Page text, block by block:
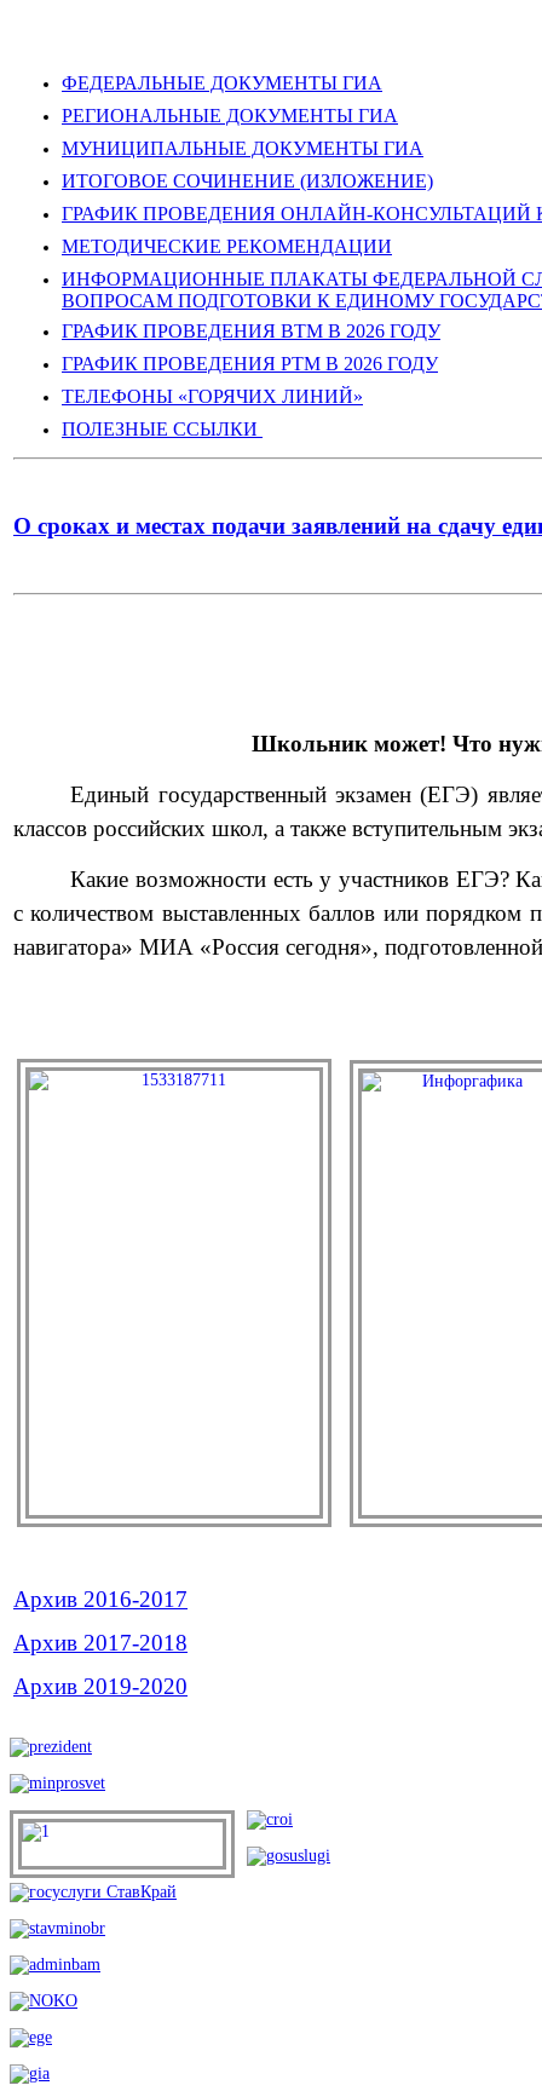
ФЕДЕРАЛЬНЫЕ ДОКУМЕНТЫ ГИА
РЕГИОНАЛЬНЫЕ ДОКУМЕНТЫ ГИА
МУНИЦИПАЛЬНЫЕ ДОКУМЕНТЫ ГИА
ИТОГОВОЕ СОЧИНЕНИЕ (ИЗЛОЖЕНИЕ)
ГРАФИК ПРОВЕДЕНИЯ ОНЛАЙН-КОНСУЛЬТАЦИЙ
МЕТОДИЧЕСКИЕ РЕКОМЕНДАЦИИ
ИНФОРМАЦИОННЫЕ ПЛАКАТЫ ФЕДЕРАЛЬНОЙ
ВОПРОСАМ ПОДГОТОВКИ К ЕДИНОМУ
ГРАФИК ПРОВЕДЕНИЯ ВТМ В 2026 ГОДУ
ГРАФИК ПРОВЕДЕНИЯ РТМ В 2026 ГОДУ
ТЕЛЕФОНЫ «ГОРЯЧИХ ЛИНИЙ»
ПОЛЕЗНЫЕ ССЫЛКИ
О сроках и местах подачи заявлений на сдачу
Школьник может! Что
Единый государственный экзамен (ЕГЭ)
классов российских школ, а также вступительным
Какие возможности есть у участников ЕГЭ?
с количеством выставленных баллов или порядком
навигатора» МИА «Россия сегодня»,
Архив 2016-2017
Архив 2017-2018
Архив 2019-2020